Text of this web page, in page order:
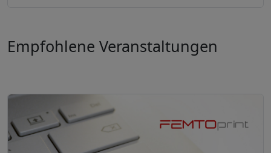
Empfohlene Veranstaltungen